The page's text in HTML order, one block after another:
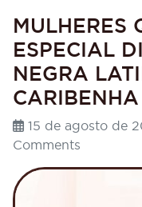
MULHERES
ESPECIAL
NEGRA
CARIBENHA
15 de agosto de
Comments